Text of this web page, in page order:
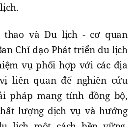
thao và Du lịch - cơ quan
Chỉ đạo Phát triển du lịch
vụ phối hợp với các địa
liên quan để nghiên cứu
pháp mang tính đồng bộ,
lượng dịch vụ và hướng